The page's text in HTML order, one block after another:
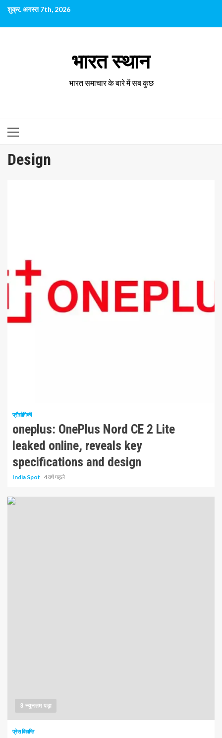
छोड़कर
सामग्री
पर
शुक्र. अगस्त 7th, 2026
भारत स्थान
भारत समाचार के बारे में सब कुछ
प्राथमिक
Design
प्रौद्योगिकी
oneplus: OnePlus Nord CE 2 Lite
leaked online, reveals key
specifications and design
India Spot 4 वर्ष पहले
3 न्यूनतम पढ़ा
प्रेस विज्ञप्ति